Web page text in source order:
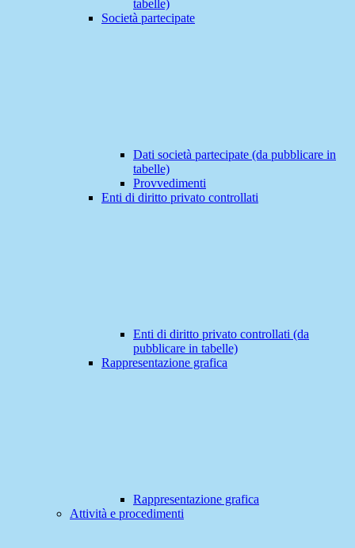
tabelle)
Società partecipate
Dati società partecipate (da pubblicare in
tabelle)
Provvedimenti
Enti di diritto privato controllati
Enti di diritto privato controllati (da
pubblicare in tabelle)
Rappresentazione grafica
Rappresentazione grafica
Attività e procedimenti